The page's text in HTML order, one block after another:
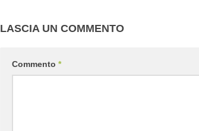
LASCIA UN COMMENTO
Commento *